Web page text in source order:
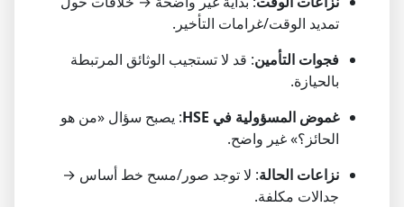
تمديد الوقت/غرامات التأخير.
فجوات التأمين: قد لا تستجيب الوثائق المرتبطة
بالحيازة.
غموض المسؤولية في HSE
: يصبح سؤال «من هو
الحائز؟» غير واضح.
نزاعات الحالة: لا توجد صور/مسح خط أساس →
جدالات مكلفة.